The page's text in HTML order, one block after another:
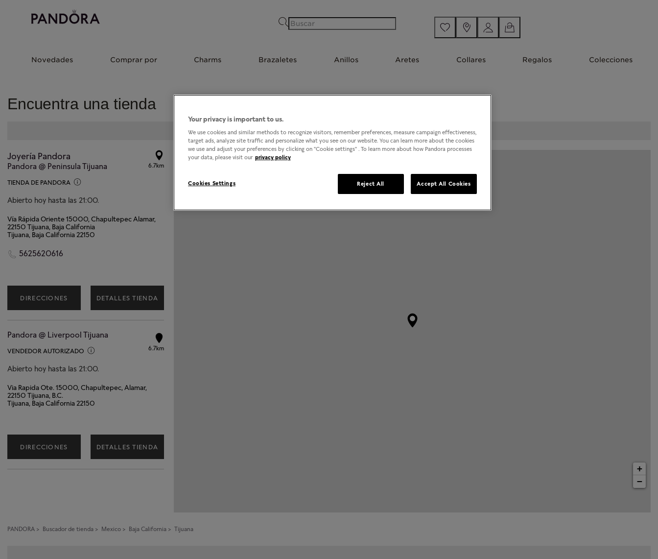
Buscar
Novedades Comprar por Charms Brazaletes Anillos Aretes Collares Regalos Colecciones
Encuentra una tienda
2TIENDAS EN TIJUANA, BAJA CALIFORNIA
Joyería Pandora
Pandora @ Peninsula Tijuana
TIENDA DE PANDORA
Abierto hoy hasta las 21:00.
6.7km
Vía Rápida Oriente 15000, Chapultepec Alamar,
22150 Tijuana, Baja California
Tijuana, Baja California 22150
5625620616
DIRECCIONES DETALLES TIENDA
Pandora @ Liverpool Tijuana
VENDEDOR AUTORIZADO
Abierto hoy hasta las 21:00.
6.7km
Via Rapida Ote. 15000, Chapultepec, Alamar,
22150 Tijuana, B.C.
Tijuana, Baja California 22150
DIRECCIONES DETALLES TIENDA
+
−
PANDORA > Buscador de tienda > Mexico > Baja California > Tijuana
Your privacy is important to us.
We use cookies and similar methods to recognize visitors, remember preferences, measure campaign effectiveness,
target ads, analyze site traffic and personalize what you see on our website. You can learn more about the cookies
we use and adjust your preferences by clicking on "Cookie settings" . To learn more about how Pandora processes
your data, please visit our privacy policy
Cookies Settings Reject All Accept All Cookies